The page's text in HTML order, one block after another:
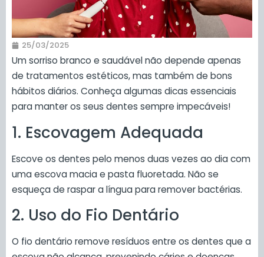
25/03/2025
Um sorriso branco e saudável não depende apenas
de tratamentos estéticos, mas também de bons
hábitos diários. Conheça algumas dicas essenciais
para manter os seus dentes sempre impecáveis!
1. Escovagem Adequada
Escove os dentes pelo menos duas vezes ao dia com
uma escova macia e pasta fluoretada. Não se
esqueça de raspar a língua para remover bactérias.
2. Uso do Fio Dentário
O fio dentário remove resíduos entre os dentes que a